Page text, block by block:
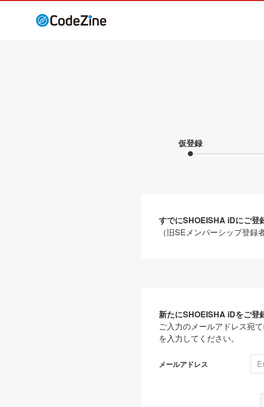
仮登録
すでにSHOEISHA iDにご登
（旧SEメンバーシップ登録
新たにSHOEISHA iDをご登
ご入力のメールアドレス宛
を入力してください。
メールアドレス